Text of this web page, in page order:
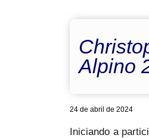
Alpino
24 de abril de 2024
Iniciando a